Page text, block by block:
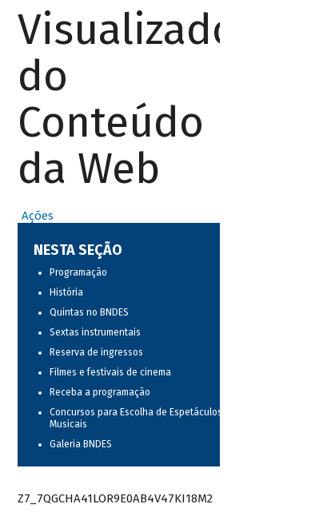
Visualizador
do
Conteúdo
da Web
Ações
NESTA SEÇÃO
Programação
História
Quintas no BNDES
Sextas instrumentais
Reserva de ingressos
Filmes e festivais de cinema
Receba a programação
Concursos para Escolha de Espetáculos
Musicais
Galeria BNDES
Z7_7QGCHA41LOR9E0AB4V47KI18M2